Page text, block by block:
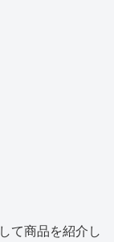
て商品を紹介し